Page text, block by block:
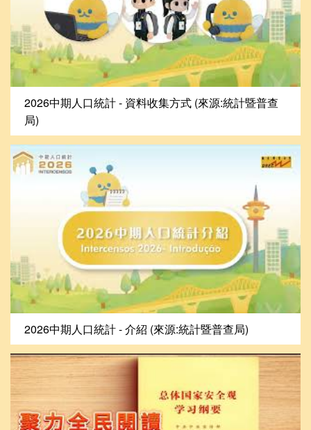
2026中期人口統計 - 資料收集方式 (來源:統計暨普查
局)
2026中期人口統計 - 介紹 (來源:統計暨普查局)